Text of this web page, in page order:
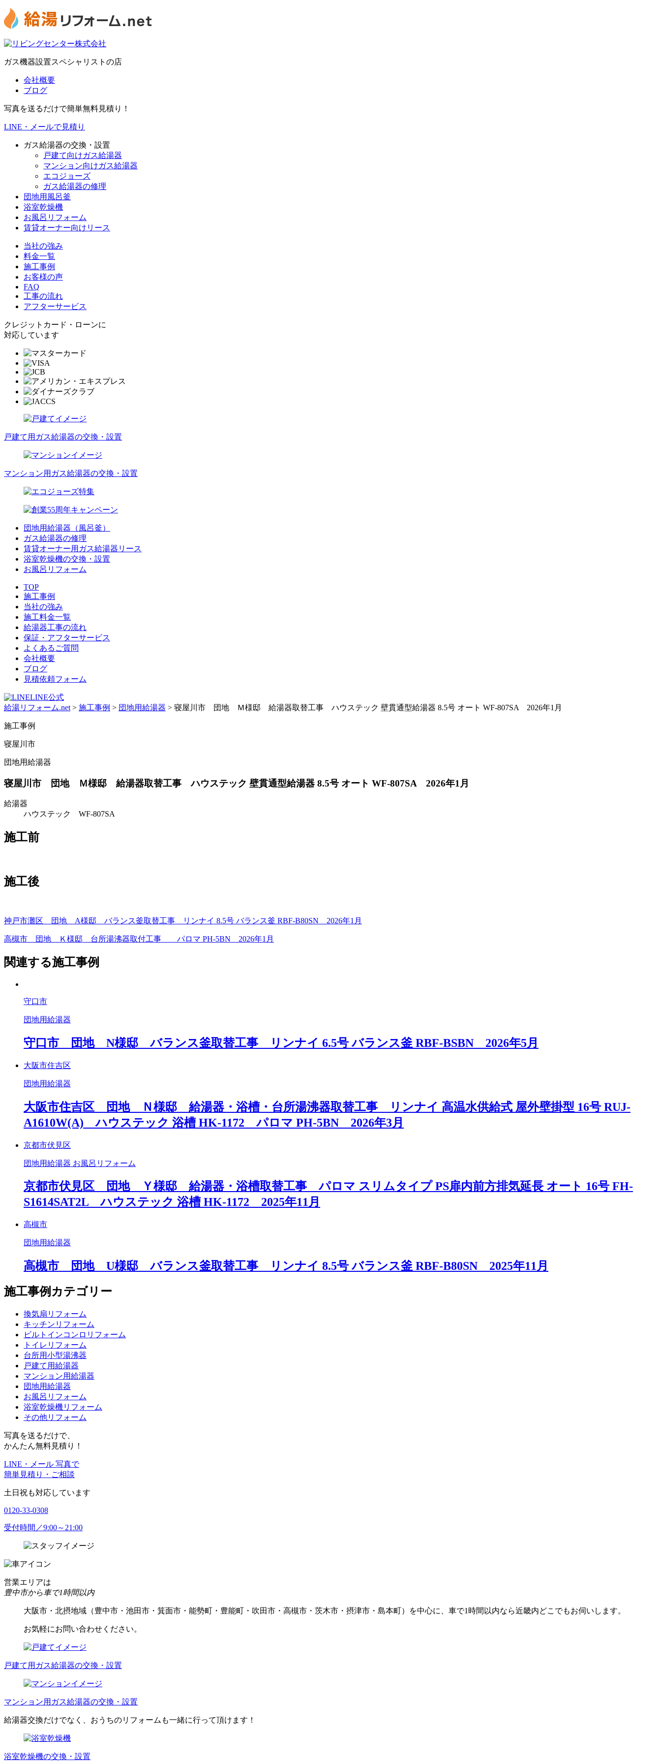
ガス機器設置スペシャリストの店
会社概要
ブログ
写真を送るだけで簡単無料見積り！
LINE・メールで見積り
ガス給湯器の交換・設置
戸建て向けガス給湯器
マンション向けガス給湯器
エコジョーズ
ガス給湯器の修理
団地用風呂釜
浴室乾燥機
お風呂リフォーム
賃貸オーナー向けリース
当社の強み
料金一覧
施工事例
お客様の声
FAQ
工事の流れ
アフターサービス
クレジットカード・ローンに
対応しています
戸建て用ガス給湯器の交換・設置
マンション用ガス給湯器の交換・設置
団地用給湯器（風呂釜）
ガス給湯器の修理
賃貸オーナー用ガス給湯器リース
浴室乾燥機の交換・設置
お風呂リフォーム
TOP
施工事例
当社の強み
施工料金一覧
給湯器工事の流れ
保証・アフターサービス
よくあるご質問
会社概要
ブログ
見積依頼フォーム
LINE公式
給湯リフォーム.net > 施工事例 > 団地用給湯器 > 寝屋川市 団地 Ｍ様邸 給湯器取替工事 ハウステック 壁貫通型給湯器 8.5号 オート WF-807SA 2026年1月
施工事例
寝屋川市
団地用給湯器
寝屋川市 団地 Ｍ様邸 給湯器取替工事 ハウステック 壁貫通型給湯器 8.5号 オート WF-807SA 2026年1月
給湯器
ハウステック WF-807SA
施工前
施工後
神戸市灘区 団地 A様邸 バランス釜取替工事 リンナイ 8.5号 バランス釜 RBF-B80SN 2026年1月
高槻市 団地 Ｋ様邸 台所湯沸器取付工事 パロマ PH-5BN 2026年1月
関連する施工事例
守口市
団地用給湯器
守口市 団地 N様邸 バランス釜取替工事 リンナイ 6.5号 バランス釜 RBF-BSBN 2026年5月
大阪市住吉区
団地用給湯器
大阪市住吉区 団地 Ｎ様邸 給湯器・浴槽・台所湯沸器取替工事 リンナイ 高温水供給式 屋外壁掛型 16号 RUJ-
A1610W(A) ハウステック 浴槽 HK-1172 パロマ PH-5BN 2026年3月
京都市伏見区
団地用給湯器 お風呂リフォーム
京都市伏見区 団地 Ｙ様邸 給湯器・浴槽取替工事 パロマ スリムタイプ PS扉内前方排気延長 オート 16号 FH-
S1614SAT2L ハウステック 浴槽 HK-1172 2025年11月
高槻市
団地用給湯器
高槻市 団地 U様邸 バランス釜取替工事 リンナイ 8.5号 バランス釜 RBF-B80SN 2025年11月
施工事例カテゴリー
換気扇リフォーム
キッチンリフォーム
ビルトインコンロリフォーム
トイレリフォーム
台所用小型湯沸器
戸建て用給湯器
マンション用給湯器
団地用給湯器
お風呂リフォーム
浴室乾燥機リフォーム
その他リフォーム
写真を送るだけで、
かんたん無料見積り！
LINE・メール 写真で
簡単見積り・ご相談
土日祝も対応しています
0120-33-0308
受付時間／9:00～21:00
営業エリアは
豊中市から車で1時間以内
大阪市・北摂地域（豊中市・池田市・箕面市・能勢町・豊能町・吹田市・高槻市・茨木市・摂津市・島本町）を中心に、車で1時間以内なら近畿内どこでもお伺いします。
お気軽にお問い合わせください。
戸建て用ガス給湯器の交換・設置
マンション用ガス給湯器の交換・設置
給湯器交換だけでなく、おうちのリフォームも一緒に行って頂けます！
浴室乾燥機の交換・設置